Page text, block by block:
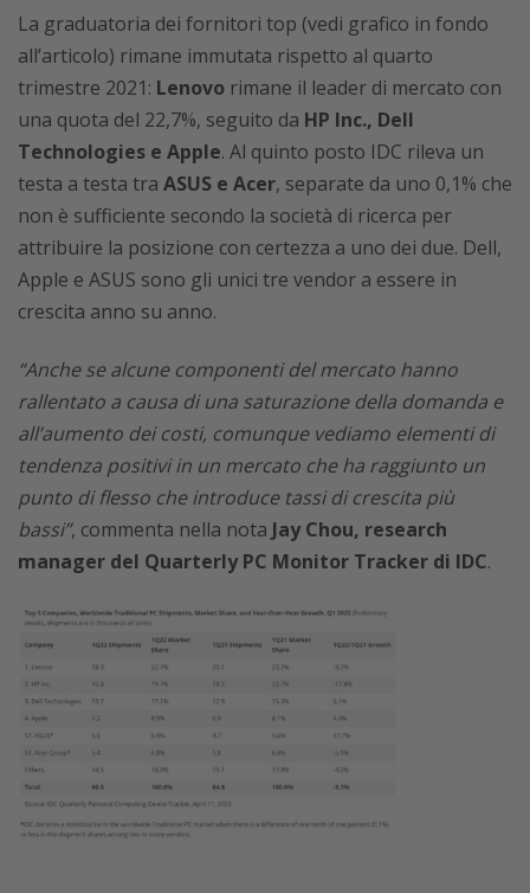
La graduatoria dei fornitori top (vedi grafico in fondo
all’articolo) rimane immutata rispetto al quarto
trimestre 2021: Lenovo rimane il leader di mercato con
una quota del 22,7%, seguito da HP Inc., Dell
Technologies e Apple. Al quinto posto IDC rileva un
testa a testa tra ASUS e Acer, separate da uno 0,1% che
non è sufficiente secondo la società di ricerca per
attribuire la posizione con certezza a uno dei due. Dell,
Apple e ASUS sono gli unici tre vendor a essere in
crescita anno su anno.
“Anche se alcune componenti del mercato hanno
rallentato a causa di una saturazione della domanda e
all’aumento dei costi, comunque vediamo elementi di
tendenza positivi in un mercato che ha raggiunto un
punto di flesso che introduce tassi di crescita più
bassi”, commenta nella nota Jay Chou, research
manager del Quarterly PC Monitor Tracker di IDC.